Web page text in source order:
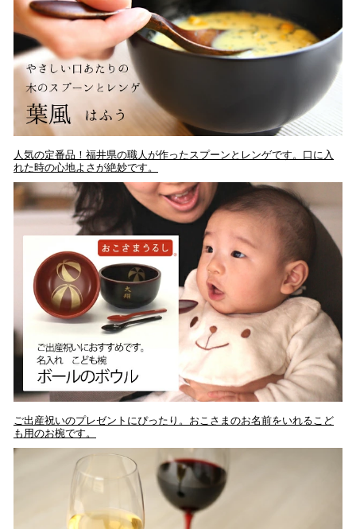
人気の定番品！福井県の職人が作ったスプーンとレンゲです。口に入
れた時の心地よさが絶妙です。
ご出産祝いのプレゼントにぴったり。おこさまのお名前をいれるこど
も用のお椀です。